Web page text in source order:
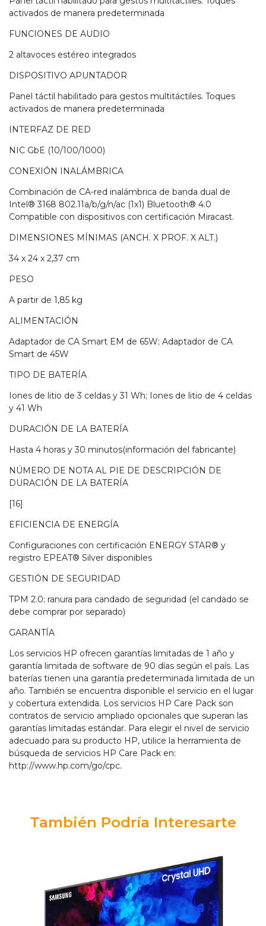
activados de manera predeterminada
FUNCIONES DE AUDIO
2 altavoces estéreo integrados
DISPOSITIVO APUNTADOR
Panel táctil habilitado para gestos multitáctiles. Toques
activados de manera predeterminada
INTERFAZ DE RED
NIC GbE (10/100/1000)
CONEXIÓN INALÁMBRICA
Combinación de CA-red inalámbrica de banda dual de
Intel® 3168 802.11a/b/g/n/ac (1x1) Bluetooth® 4.0
Compatible con dispositivos con certificación Miracast.
DIMENSIONES MÍNIMAS (ANCH. X PROF. X ALT.)
34 x 24 x 2,37 cm
PESO
A partir de 1,85 kg
ALIMENTACIÓN
Adaptador de CA Smart EM de 65W; Adaptador de CA
Smart de 45W
TIPO DE BATERÍA
Iones de litio de 3 celdas y 31 Wh; Iones de litio de 4 celdas
y 41 Wh
DURACIÓN DE LA BATERÍA
Hasta 4 horas y 30 minutos(información del fabricante)
NÚMERO DE NOTA AL PIE DE DESCRIPCIÓN DE
DURACIÓN DE LA BATERÍA
[16]
EFICIENCIA DE ENERGÍA
Configuraciones con certificación ENERGY STAR® y
registro EPEAT® Silver disponibles
GESTIÓN DE SEGURIDAD
TPM 2.0; ranura para candado de seguridad (el candado se
debe comprar por separado)
GARANTÍA
Los servicios HP ofrecen garantías limitadas de 1 año y
garantía limitada de software de 90 días según el país. Las
baterías tienen una garantía predeterminada limitada de un
año. También se encuentra disponible el servicio en el lugar
y cobertura extendida. Los servicios HP Care Pack son
contratos de servicio ampliado opcionales que superan las
garantías limitadas estándar. Para elegir el nivel de servicio
adecuado para su producto HP, utilice la herramienta de
búsqueda de servicios HP Care Pack en:
http://www.hp.com/go/cpc.
También Podría Interesarte